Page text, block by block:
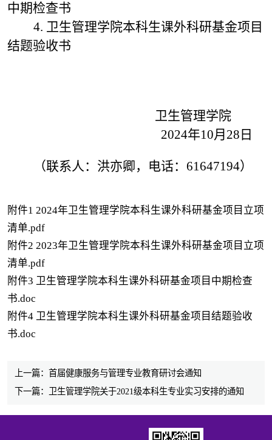
中期检查书
4. 卫生管理学院本科生课外科研基金项目
结题验收书
卫生管理学院
2024年10月28日
（联系人：洪亦卿，电话：61647194）
附件1 2024年卫生管理学院本科生课外科研基金项目立项
清单.pdf
附件2 2023年卫生管理学院本科生课外科研基金项目立项
清单.pdf
附件3 卫生管理学院本科生课外科研基金项目中期检查
书.doc
附件4 卫生管理学院本科生课外科研基金项目结题验收
书.doc
上一篇：首届健康服务与管理专业教育研讨会通知
下一篇：卫生管理学院关于2021级本科生专业实习安排的通知